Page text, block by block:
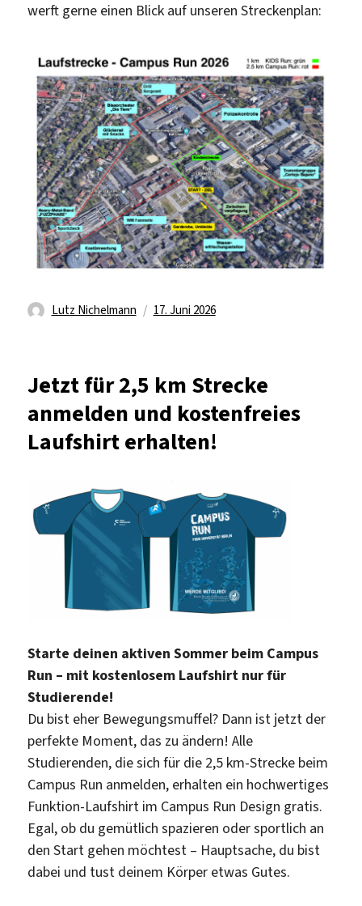
werft gerne einen Blick auf unseren Streckenplan:
Autor
Lutz Nichelmann
Veröffentlicht
17. Juni 2026
Jetzt für 2,5 km Strecke
anmelden und kostenfreies
Laufshirt erhalten!
Starte deinen aktiven Sommer beim Campus
Run – mit kostenlosem Laufshirt nur für
Studierende!
Du bist eher Bewegungsmuffel? Dann ist jetzt der
perfekte Moment, das zu ändern! Alle
Studierenden, die sich für die 2,5 km-Strecke beim
Campus Run anmelden, erhalten ein hochwertiges
Funktion-Laufshirt im Campus Run Design gratis.
Egal, ob du gemütlich spazieren oder sportlich an
den Start gehen möchtest – Hauptsache, du bist
dabei und tust deinem Körper etwas Gutes.